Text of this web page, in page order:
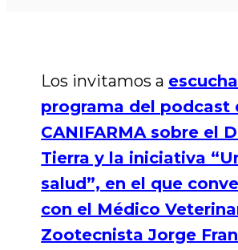
Los invitamos a
programa del podcast
CANIFARMA sobre el
Tierra y la iniciativa
salud”, en el que
con el Médico
Zootecnista Jorge